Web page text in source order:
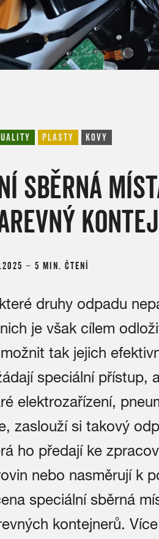
PLASTY KOVY
SBĚRNÁ
– 5 MIN. ČTENÍ
druhy odpadu
je však cílem
tak jejich
speciální přístup,
elektrozařízení,
zaslouží si takový
ho předají ke
nebo nasměrují k
speciální sběrná
kontejnerů.